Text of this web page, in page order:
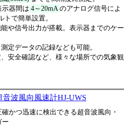
示器間は 4～20mA のアナログ信号によ
トで簡単設置。
や信号出力が搭載。表示器までのケー
定データの記録なども可能。
安全確認など、様々な場所での気象観
波風向風速計HJ-UWS
かつ迅速に検出できる超音波風向・
ー